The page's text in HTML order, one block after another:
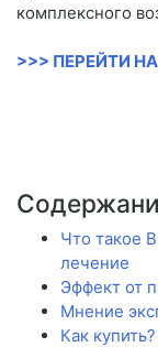
комплексного
>>> ПЕРЕЙТИ
Что такое
лечение
Эффект от
Мнение
Как купить?